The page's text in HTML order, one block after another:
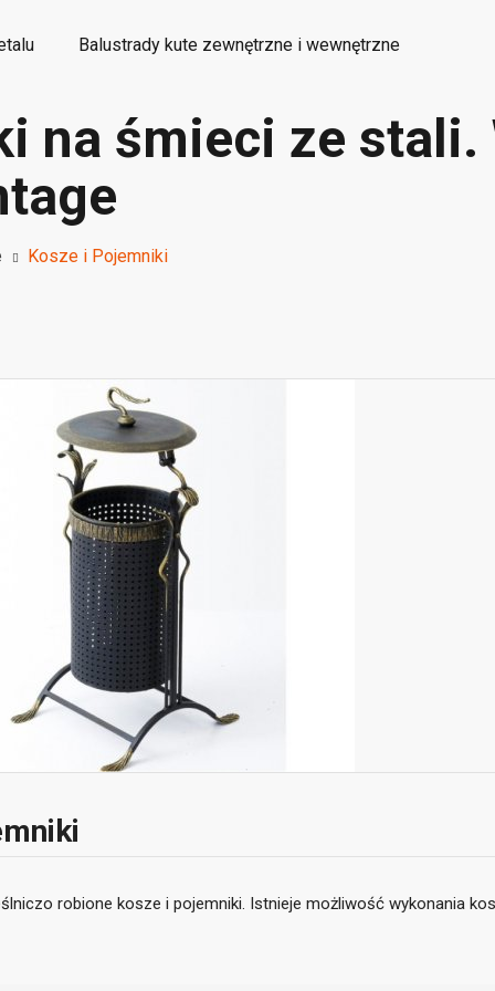
Balustrady kute zewnętrzne i wewnętrzne
elementy kute ozdobne Wyroby dekoracyjne
na śmieci ze stali.
Kosze i Pojemniki
robione kosze i pojemniki. Istnieje możliwość wykonania